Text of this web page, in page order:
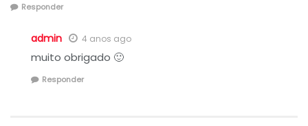
Responder
admin 4 anos ago
muito obrigado 🙂
Responder